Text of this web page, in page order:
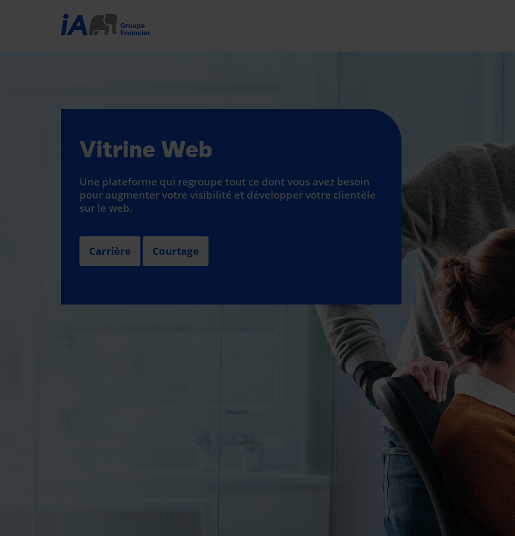
Vitrine Web
Une plateforme qui regroupe tout ce dont vous avez besoin
pour augmenter votre visibilité et développer votre clientèle
sur le web.
Carrière Courtage